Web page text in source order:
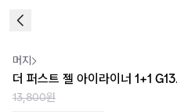
머지
더 퍼스트 젤 아이라이너 1+1
13,800원